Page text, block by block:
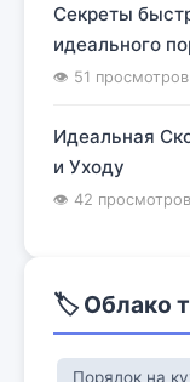
Секреты
идеального
👁 51 просмотров
Идеальная
и Уходу
👁 42 просмотров
🏷️ Облако
Порядок на